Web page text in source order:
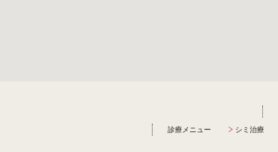
診療メニュー シミ治療